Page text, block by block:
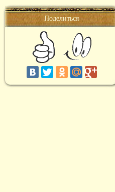
Поделиться